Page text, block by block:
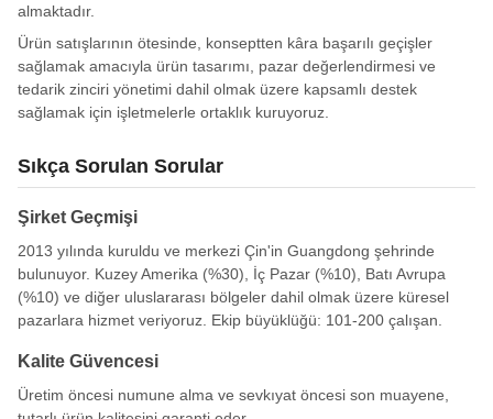
almaktadır.
Ürün satışlarının ötesinde, konseptten kâra başarılı geçişler
sağlamak amacıyla ürün tasarımı, pazar değerlendirmesi ve
tedarik zinciri yönetimi dahil olmak üzere kapsamlı destek
sağlamak için işletmelerle ortaklık kuruyoruz.
Sıkça Sorulan Sorular
Şirket Geçmişi
2013 yılında kuruldu ve merkezi Çin'in Guangdong şehrinde
bulunuyor. Kuzey Amerika (%30), İç Pazar (%10), Batı Avrupa
(%10) ve diğer uluslararası bölgeler dahil olmak üzere küresel
pazarlara hizmet veriyoruz. Ekip büyüklüğü: 101-200 çalışan.
Kalite Güvencesi
Üretim öncesi numune alma ve sevkıyat öncesi son muayene,